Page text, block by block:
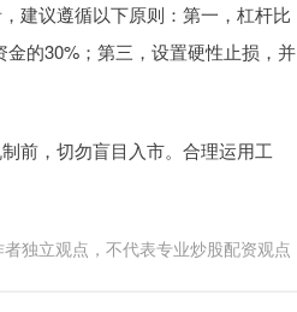
建议遵循以下原则：第一，杠杆比
的30%；第三，设置硬性止损，并
前，切勿盲目入市。合理运用工
独立观点，不代表专业炒股配资观点